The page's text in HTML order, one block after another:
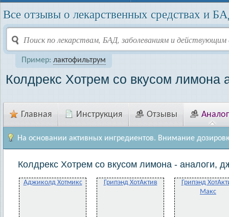
Все отзывы о лекарственных средствах и
Пример: лактофильтрум
Колдрекс Хотрем со вкусом лимона
Главная Инструкция Отзывы
На основании активных ингредиентов. Внимание
Колдрекс Хотрем со вкусом лимона - аналоги,
Аджиколд Хотмикс Грипэнд ХотАктив
Грипэнд
Макс